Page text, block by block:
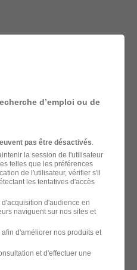
d’emploi ou de
pas être désactivés
la session de l'utilisateur
telles que les préférences
de l'utilisateur, vérifier s'il
les tentatives d'accès
d'audience en
naviguent sur nos sites et
d'améliorer nos produits et
et d'effectuer une